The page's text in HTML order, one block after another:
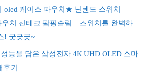
oled 케이스 파우치★ 닌텐도 스위치
치 신테크 팝핑슬림 – 스위치를 완벽하
! 굿굿굿~
능을 담은 삼성전자 4K UHD OLED 스마
기